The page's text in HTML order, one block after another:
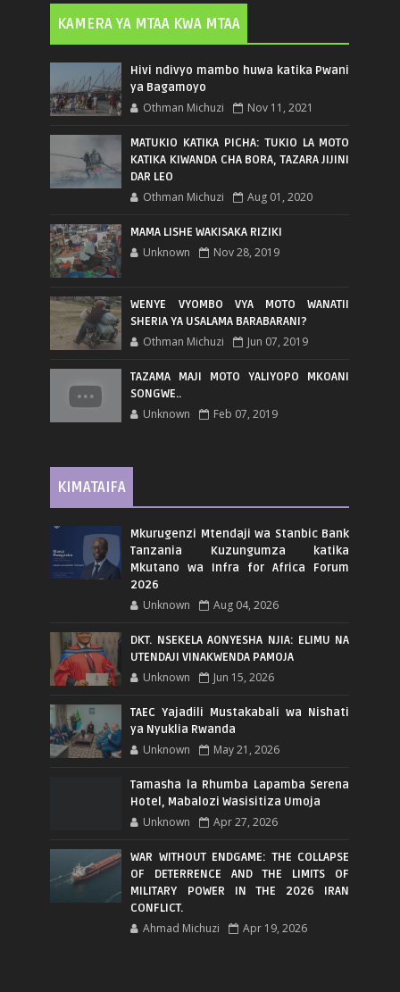
KAMERA YA MTAA KWA MTAA
Hivi ndivyo mambo huwa katika Pwani
ya Bagamoyo
Othman Michuzi Nov 11, 2021
MATUKIO KATIKA PICHA: TUKIO LA MOTO
KATIKA KIWANDA CHA BORA, TAZARA JIJINI
DAR LEO
Othman Michuzi Aug 01, 2020
MAMA LISHE WAKISAKA RIZIKI
Unknown Nov 28, 2019
WENYE VYOMBO VYA MOTO WANATII
SHERIA YA USALAMA BARABARANI?
Othman Michuzi Jun 07, 2019
TAZAMA MAJI MOTO YALIYOPO MKOANI
SONGWE..
Unknown Feb 07, 2019
KIMATAIFA
Mkurugenzi Mtendaji wa Stanbic Bank
Tanzania Kuzungumza katika
Mkutano wa Infra for Africa Forum
2026
Unknown Aug 04, 2026
DKT. NSEKELA AONYESHA NJIA: ELIMU NA
UTENDAJI VINAKWENDA PAMOJA
Unknown Jun 15, 2026
TAEC Yajadili Mustakabali wa Nishati
ya Nyuklia Rwanda
Unknown May 21, 2026
Tamasha la Rhumba Lapamba Serena
Hotel, Mabalozi Wasisitiza Umoja
Unknown Apr 27, 2026
WAR WITHOUT ENDGAME: THE COLLAPSE
OF DETERRENCE AND THE LIMITS OF
MILITARY POWER IN THE 2026 IRAN
CONFLICT.
Ahmad Michuzi Apr 19, 2026